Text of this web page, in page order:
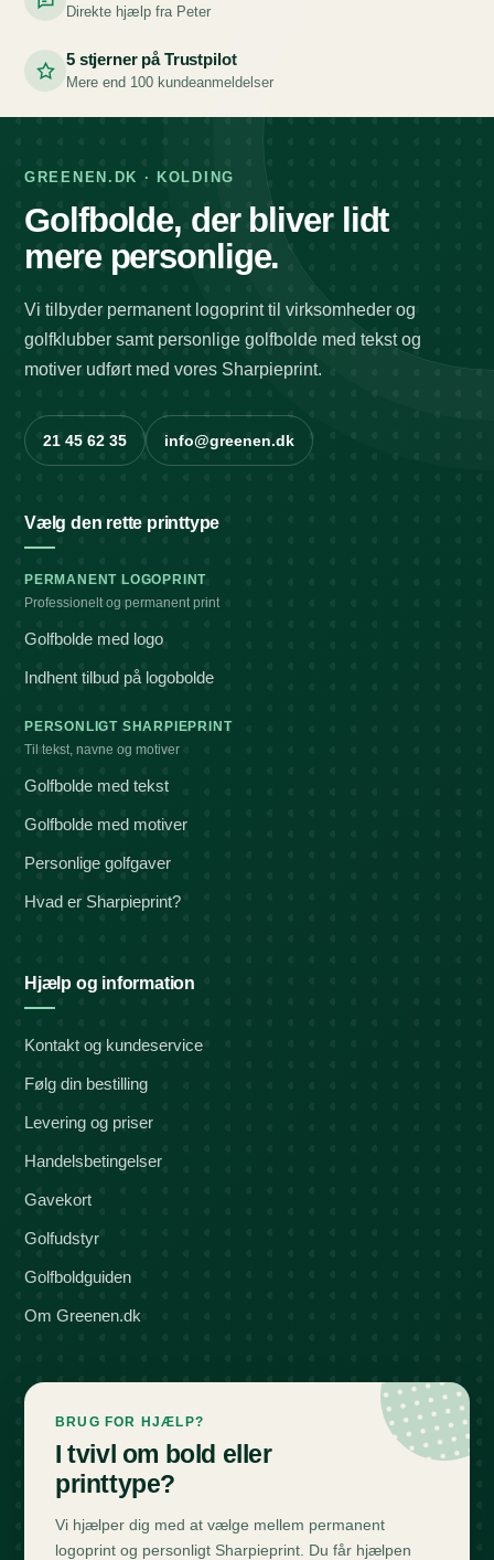
Direkte hjælp fra Peter
5 stjerner på Trustpilot
Mere end 100 kundeanmeldelser
GREENEN.DK · KOLDING
Golfbolde, der bliver lidt
mere personlige.
Vi tilbyder permanent logoprint til virksomheder og
golfklubber samt personlige golfbolde med tekst og
motiver udført med vores Sharpieprint.
21 45 62 35 info@greenen.dk
Vælg den rette printtype
PERMANENT LOGOPRINT
Professionelt og permanent print
Golfbolde med logo
Indhent tilbud på logobolde
PERSONLIGT SHARPIEPRINT
Til tekst, navne og motiver
Golfbolde med tekst
Golfbolde med motiver
Personlige golfgaver
Hvad er Sharpieprint?
Hjælp og information
Kontakt og kundeservice
Følg din bestilling
Levering og priser
Handelsbetingelser
Gavekort
Golfudstyr
Golfboldguiden
Om Greenen.dk
BRUG FOR HJÆLP?
I tvivl om bold eller
printtype?
Vi hjælper dig med at vælge mellem permanent
logoprint og personligt Sharpieprint. Du får hjælpen